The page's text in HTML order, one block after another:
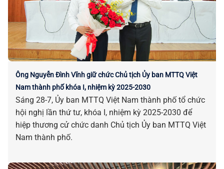
Ông Nguyễn Đình Vĩnh giữ chức Chủ tịch Ủy ban MTTQ Việt
Nam thành phố khóa I, nhiệm kỳ 2025-2030
Sáng 28-7, Ủy ban MTTQ Việt Nam thành phố tổ chức
hội nghị lần thứ tư, khóa I, nhiệm kỳ 2025-2030 để
hiệp thương cử chức danh Chủ tịch Ủy ban MTTQ Việt
Nam thành phố.